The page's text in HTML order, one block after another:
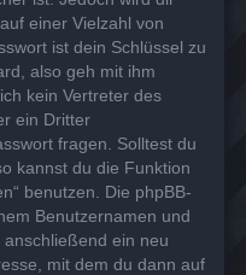
einer Vielzahl von
ist dein Schlüssel zu
also geh mit ihm
kein Vertreter des
ein Dritter
fragen. Solltest du
kannst du die Funktion
benutzen. Die phpBB-
Benutzernamen und
ein neu
mit dem du dann auf